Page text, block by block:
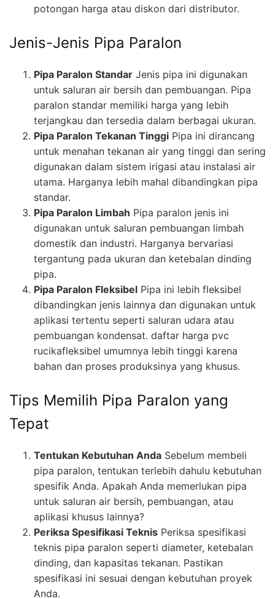
potongan harga atau diskon dari distributor.
Jenis-Jenis Pipa Paralon
Pipa Paralon Standar Jenis pipa ini digunakan
untuk saluran air bersih dan pembuangan. Pipa
paralon standar memiliki harga yang lebih
terjangkau dan tersedia dalam berbagai ukuran.
Pipa Paralon Tekanan Tinggi Pipa ini dirancang
untuk menahan tekanan air yang tinggi dan sering
digunakan dalam sistem irigasi atau instalasi air
utama. Harganya lebih mahal dibandingkan pipa
standar.
Pipa Paralon Limbah Pipa paralon jenis ini
digunakan untuk saluran pembuangan limbah
domestik dan industri. Harganya bervariasi
tergantung pada ukuran dan ketebalan dinding
pipa.
Pipa Paralon Fleksibel Pipa ini lebih fleksibel
dibandingkan jenis lainnya dan digunakan untuk
aplikasi tertentu seperti saluran udara atau
pembuangan kondensat. daftar harga pvc
rucikafleksibel umumnya lebih tinggi karena
bahan dan proses produksinya yang khusus.
Tips Memilih Pipa Paralon yang
Tepat
Tentukan Kebutuhan Anda Sebelum membeli
pipa paralon, tentukan terlebih dahulu kebutuhan
spesifik Anda. Apakah Anda memerlukan pipa
untuk saluran air bersih, pembuangan, atau
aplikasi khusus lainnya?
Periksa Spesifikasi Teknis Periksa spesifikasi
teknis pipa paralon seperti diameter, ketebalan
dinding, dan kapasitas tekanan. Pastikan
spesifikasi ini sesuai dengan kebutuhan proyek
Anda.